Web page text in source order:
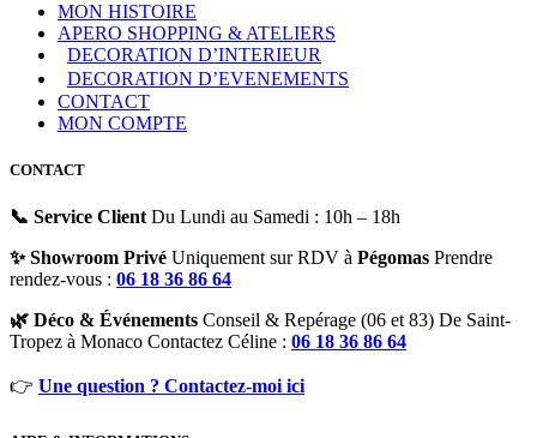
MON HISTOIRE
APERO SHOPPING & ATELIERS
DECORATION D’INTERIEUR
DECORATION D’EVENEMENTS
CONTACT
MON COMPTE
CONTACT
📞 Service ClientDu Lundi au Samedi : 10h – 18h
✨ Showroom Privé Uniquement sur RDV à Pégomas Prendre
rendez-vous : 06 18 36 86 64
🌿 Déco & Événements Conseil & Repérage (06 et 83) De Saint-
Tropez à Monaco Contactez Céline : 06 18 36 86 64
👉 Une question ? Contactez-moi ici